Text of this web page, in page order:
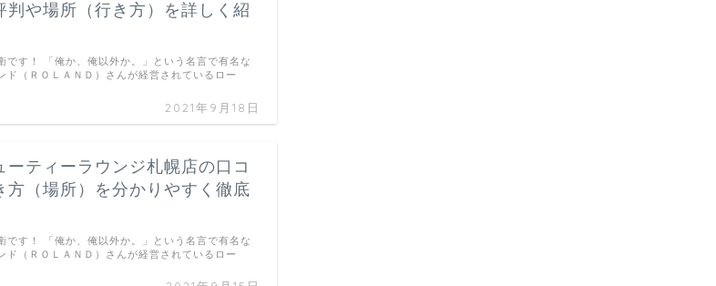
判や場所（行き方）を詳しく紹
2021年9月18日
です！ 「俺か、俺以外か。」という名言で有名な
ド（ＲＯＬＡＮＤ）さんが経営されているロー
ーティーラウンジ札幌店の口コ
方（場所）を分かりやすく徹底
です！ 「俺か、俺以外か。」という名言で有名な
ド（ＲＯＬＡＮＤ）さんが経営されているロー